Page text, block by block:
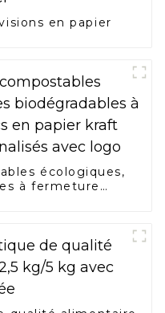
en papier
écologiques,
à fermeture